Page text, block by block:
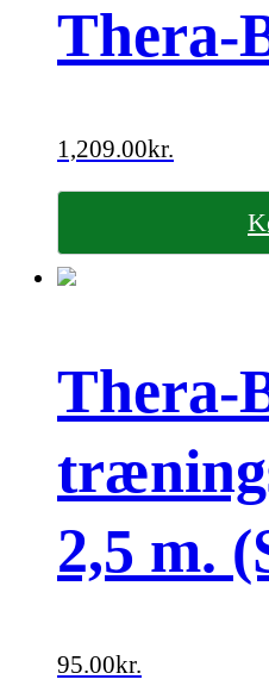
Thera-
1,209.00kr.
Thera-
2,5 m.
95.00kr.